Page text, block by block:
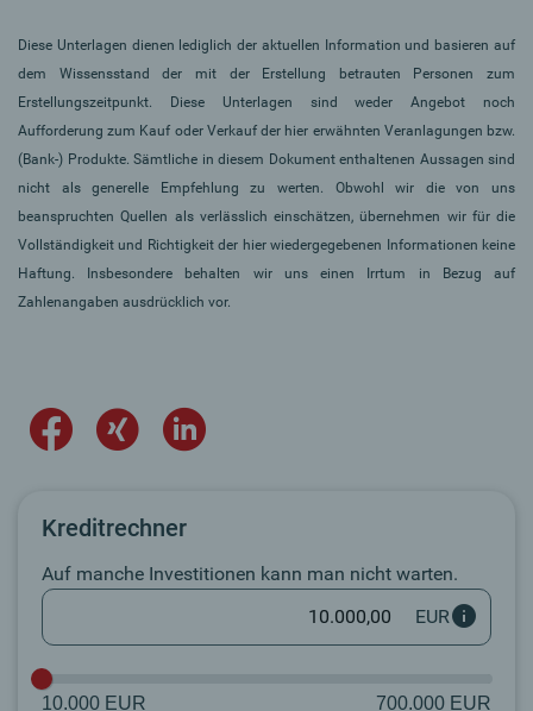
Diese Unterlagen dienen lediglich der aktuellen Information und basieren auf
dem Wissensstand der mit der Erstellung betrauten Personen zum
Erstellungszeitpunkt. Diese Unterlagen sind weder Angebot noch
Aufforderung zum Kauf oder Verkauf der hier erwähnten Veranlagungen bzw.
(Bank-) Produkte. Sämtliche in diesem Dokument enthaltenen Aussagen sind
nicht als generelle Empfehlung zu werten. Obwohl wir die von uns
beanspruchten Quellen als verlässlich einschätzen, übernehmen wir für die
Vollständigkeit und Richtigkeit der hier wiedergegebenen Informationen keine
Haftung. Insbesondere behalten wir uns einen Irrtum in Bezug auf
Zahlenangaben ausdrücklich vor.
Kreditrechner
Auf manche Investitionen kann man nicht warten.
EUR
10.000 EUR 700.000 EUR